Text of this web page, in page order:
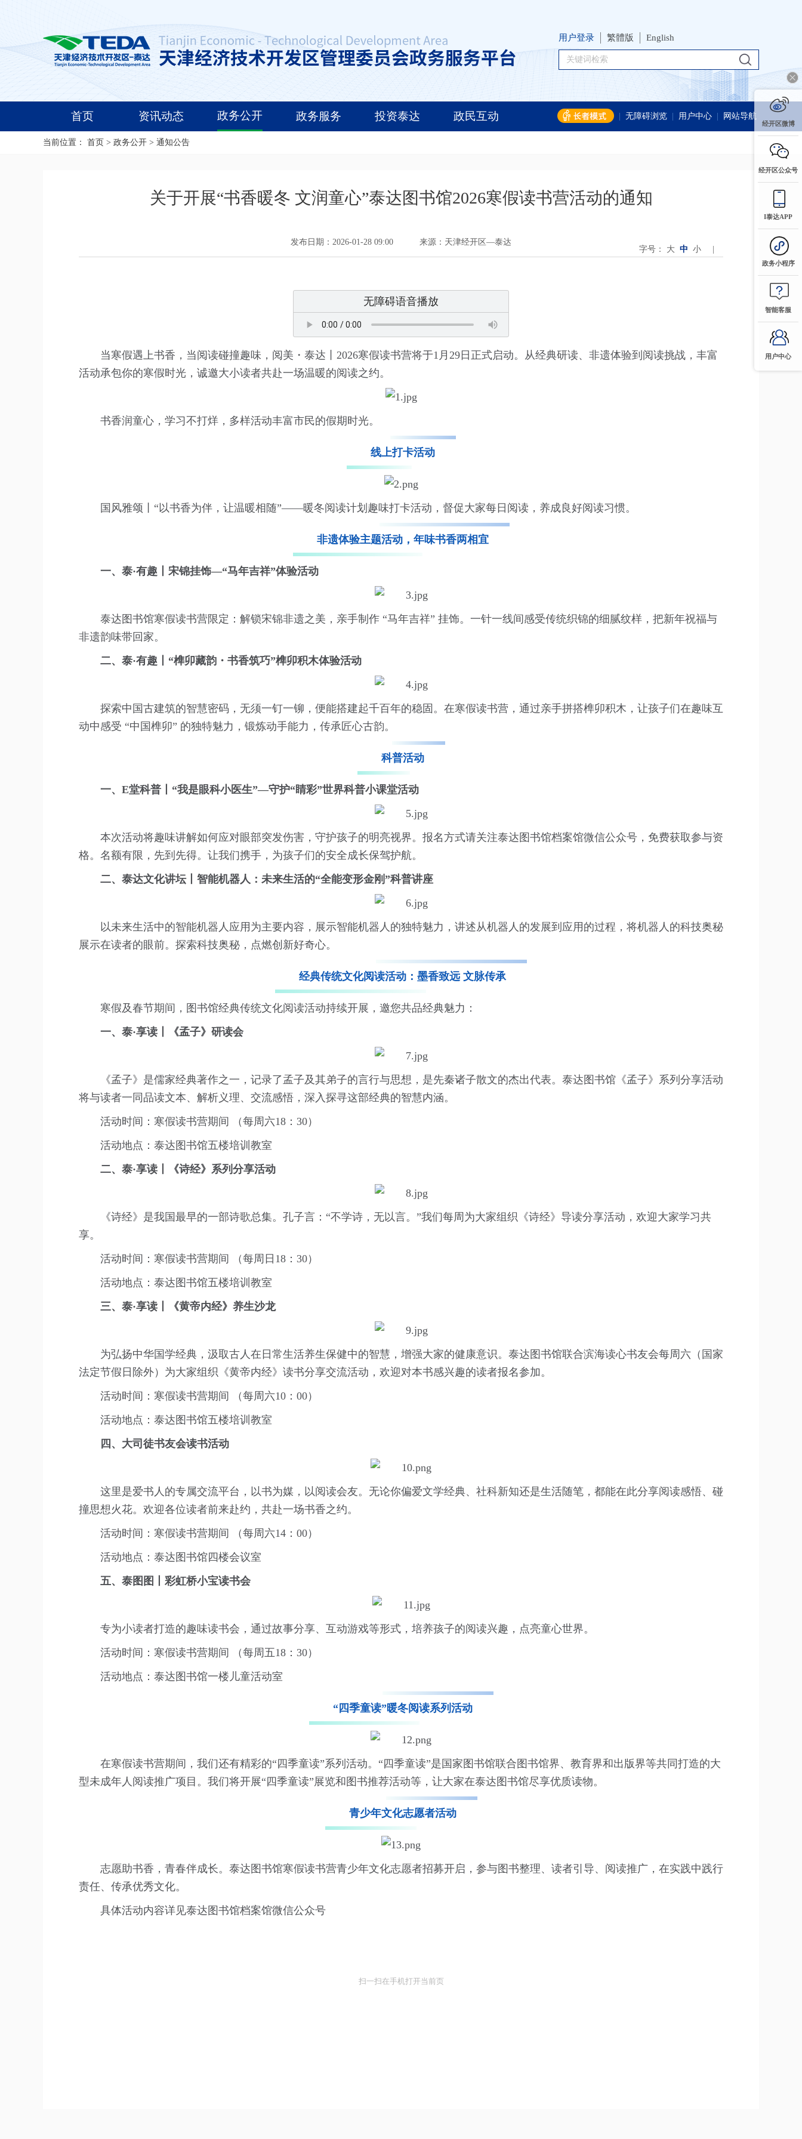
用户登录 繁體版 English
首页 资讯动态 政务公开 政务服务 投资泰达 政民互动 无障碍浏览 用户中心 网站导航
当前位置： 首页 > 政务公开 > 通知公告
关于开展“书香暖冬 文润童心”泰达图书馆2026寒假读书营活动的通知
发布日期：2026-01-28 09:00
来源：天津经开区—泰达
字号： 大 中 小
无障碍语音播放
当寒假遇上书香，当阅读碰撞趣味，阅美・泰达丨2026寒假读书营将于1月29日正式启动。从经典研读、非遗体验到阅读挑战，丰富
活动承包你的寒假时光，诚邀大小读者共赴一场温暖的阅读之约。
书香润童心，学习不打烊，多样活动丰富市民的假期时光。
线上打卡活动
国风雅颂丨“以书香为伴，让温暖相随”——暖冬阅读计划趣味打卡活动，督促大家每日阅读，养成良好阅读习惯。
非遗体验主题活动，年味书香两相宜
一、泰·有趣丨宋锦挂饰—“马年吉祥”体验活动
泰达图书馆寒假读书营限定：解锁宋锦非遗之美，亲手制作 “马年吉祥” 挂饰。一针一线间感受传统织锦的细腻纹样，把新年祝福与
非遗韵味带回家。
二、泰·有趣丨“榫卯藏韵・书香筑巧”榫卯积木体验活动
探索中国古建筑的智慧密码，无须一钉一铆，便能搭建起千百年的稳固。在寒假读书营，通过亲手拼搭榫卯积木，让孩子们在趣味互
动中感受 “中国榫卯” 的独特魅力，锻炼动手能力，传承匠心古韵。
科普活动
一、E堂科普丨“我是眼科小医生”—守护“睛彩”世界科普小课堂活动
本次活动将趣味讲解如何应对眼部突发伤害，守护孩子的明亮视界。报名方式请关注泰达图书馆档案馆微信公众号，免费获取参与资
格。名额有限，先到先得。让我们携手，为孩子们的安全成长保驾护航。
二、泰达文化讲坛丨智能机器人：未来生活的“全能变形金刚”科普讲座
以未来生活中的智能机器人应用为主要内容，展示智能机器人的独特魅力，讲述从机器人的发展到应用的过程，将机器人的科技奥秘
展示在读者的眼前。探索科技奥秘，点燃创新好奇心。
经典传统文化阅读活动：墨香致远 文脉传承
寒假及春节期间，图书馆经典传统文化阅读活动持续开展，邀您共品经典魅力：
一、泰·享读丨《孟子》研读会
《孟子》是儒家经典著作之一，记录了孟子及其弟子的言行与思想，是先秦诸子散文的杰出代表。泰达图书馆《孟子》系列分享活动
将与读者一同品读文本、解析义理、交流感悟，深入探寻这部经典的智慧内涵。
活动时间：寒假读书营期间 （每周六18：30）
活动地点：泰达图书馆五楼培训教室
二、泰·享读丨《诗经》系列分享活动
《诗经》是我国最早的一部诗歌总集。孔子言：“不学诗，无以言。”我们每周为大家组织《诗经》导读分享活动，欢迎大家学习共
享。
活动时间：寒假读书营期间 （每周日18：30）
活动地点：泰达图书馆五楼培训教室
三、泰·享读丨《黄帝内经》养生沙龙
为弘扬中华国学经典，汲取古人在日常生活养生保健中的智慧，增强大家的健康意识。泰达图书馆联合滨海读心书友会每周六（国家
法定节假日除外）为大家组织《黄帝内经》读书分享交流活动，欢迎对本书感兴趣的读者报名参加。
活动时间：寒假读书营期间 （每周六10：00）
活动地点：泰达图书馆五楼培训教室
四、大司徒书友会读书活动
这里是爱书人的专属交流平台，以书为媒，以阅读会友。无论你偏爱文学经典、社科新知还是生活随笔，都能在此分享阅读感悟、碰
撞思想火花。欢迎各位读者前来赴约，共赴一场书香之约。
活动时间：寒假读书营期间 （每周六14：00）
活动地点：泰达图书馆四楼会议室
五、泰图图丨彩虹桥小宝读书会
专为小读者打造的趣味读书会，通过故事分享、互动游戏等形式，培养孩子的阅读兴趣，点亮童心世界。
活动时间：寒假读书营期间 （每周五18：30）
活动地点：泰达图书馆一楼儿童活动室
“四季童读”暖冬阅读系列活动
在寒假读书营期间，我们还有精彩的“四季童读”系列活动。“四季童读”是国家图书馆联合图书馆界、教育界和出版界等共同打造的大
型未成年人阅读推广项目。我们将开展“四季童读”展览和图书推荐活动等，让大家在泰达图书馆尽享优质读物。
青少年文化志愿者活动
志愿助书香，青春伴成长。泰达图书馆寒假读书营青少年文化志愿者招募开启，参与图书整理、读者引导、阅读推广，在实践中践行
责任、传承优秀文化。
具体活动内容详见泰达图书馆档案馆微信公众号
扫一扫在手机打开当前页
经开区微博
经开区公众号
I泰达APP
政务小程序
智能客服
用户中心